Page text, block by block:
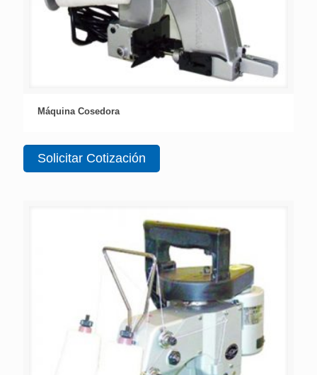
Máquina Cosedora
Solicitar Cotización